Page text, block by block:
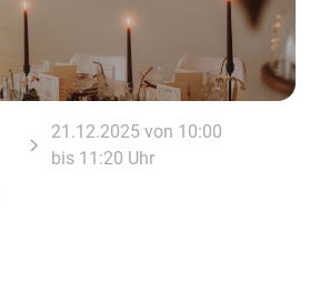
21.12.2025 von 10:00
bis 11:20 Uhr